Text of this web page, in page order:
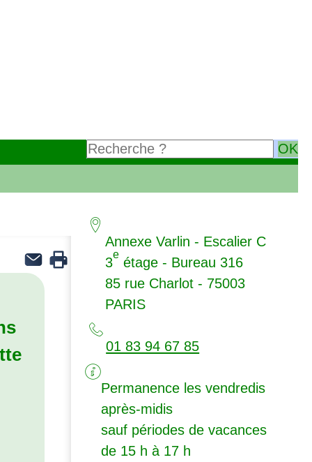
Annexe Varlin - Escalier C
3
e
étage - Bureau 316
85 rue Charlot - 75003
PARIS
01 83 94 67 85
Permanence les vendredis
après-midis
sauf périodes de vacances
de 15 h à 17 h